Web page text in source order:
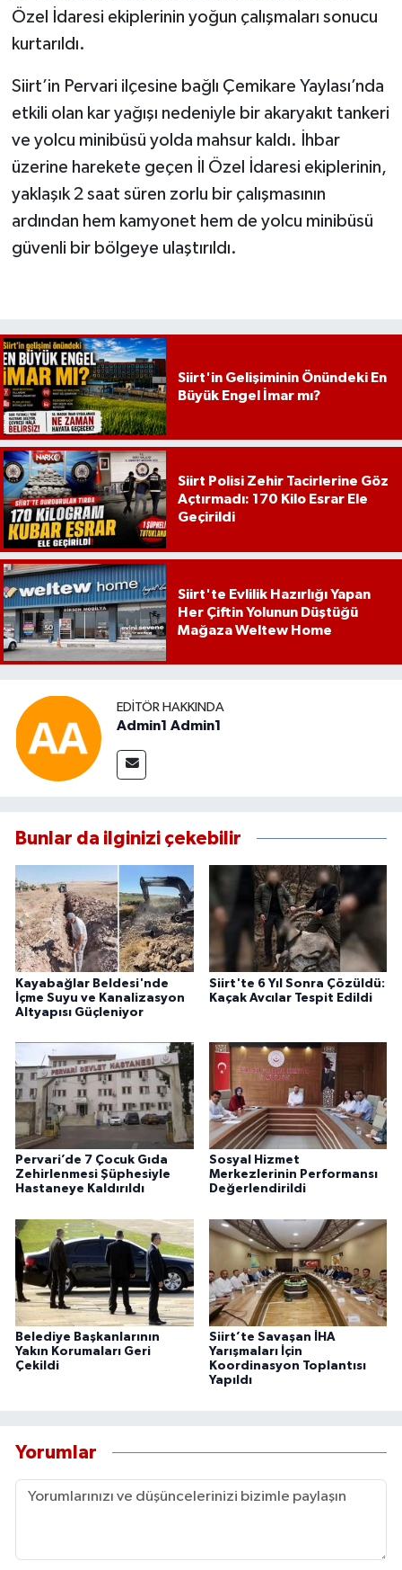
Özel İdaresi ekiplerinin yoğun çalışmaları sonucu
kurtarıldı.
Siirt’in Pervari ilçesine bağlı Çemikare Yaylası’nda
etkili olan kar yağışı nedeniyle bir akaryakıt tankeri
ve yolcu minibüsü yolda mahsur kaldı. İhbar
üzerine harekete geçen İl Özel İdaresi ekiplerinin,
yaklaşık 2 saat süren zorlu bir çalışmasının
ardından hem kamyonet hem de yolcu minibüsü
güvenli bir bölgeye ulaştırıldı.
Siirt'in Gelişiminin Önündeki En
Büyük Engel İmar mı?
Siirt Polisi Zehir Tacirlerine Göz
Açtırmadı: 170 Kilo Esrar Ele
Geçirildi
Siirt'te Evlilik Hazırlığı Yapan
Her Çiftin Yolunun Düştüğü
Mağaza Weltew Home
EDITÖR HAKKINDA
Admin1 Admin1
Bunlar da ilginizi çekebilir
Kayabağlar Beldesi'nde
İçme Suyu ve Kanalizasyon
Altyapısı Güçleniyor
Siirt'te 6 Yıl Sonra Çözüldü:
Kaçak Avcılar Tespit Edildi
Pervari’de 7 Çocuk Gıda
Zehirlenmesi Şüphesiyle
Hastaneye Kaldırıldı
Sosyal Hizmet
Merkezlerinin Performansı
Değerlendirildi
Belediye Başkanlarının
Yakın Korumaları Geri
Çekildi
Siirt’te Savaşan İHA
Yarışmaları İçin
Koordinasyon Toplantısı
Yapıldı
Yorumlar